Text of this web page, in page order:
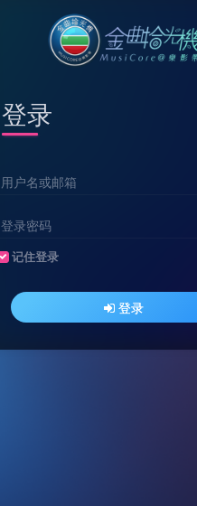
登录
用户名或邮箱
登录密码
记住登录
登录